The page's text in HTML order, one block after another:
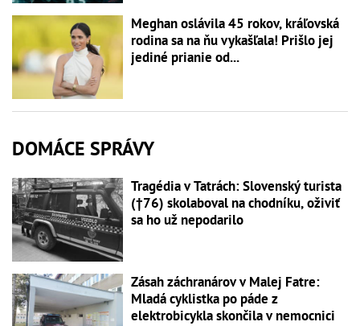
Meghan oslávila 45 rokov, kráľovská
rodina sa na ňu vykašľala! Prišlo jej
jediné prianie od...
DOMÁCE SPRÁVY
Tragédia v Tatrách: Slovenský turista
(†76) skolaboval na chodníku, oživiť
sa ho už nepodarilo
Zásah záchranárov v Malej Fatre:
Mladá cyklistka po páde z
elektrobicykla skončila v nemocnici